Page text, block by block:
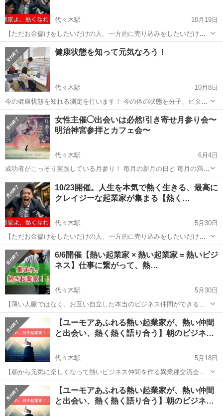
代々木駅
10月19日
【ただお金儲けをしたいだけの人、一方的に売り込みをしたいだけの
人NG！！クレイジーで熱い思いを持った起業家が集まる、参加者の数
より質にこだわった、少人数の異業種交】 【「熱くなれ交流会」のコ
ンセプト】 「明日死んでも...
東京 渋谷区 代々木駅 その他 起業家
健康状態を知って元気なろう！
代々木駅
10月8日
今の健康状態を知れる測定を行います！ 今の体の状態を分子、ビタン
ミンのとり方など細かく見ることができます！ 不調が見つかったり、
更に健康になりたい方へは細かく話もして貰えます！ 10/15 13:00〜
15:00に実施し...
東京 渋谷区 代々木駅 その他
女性主催◯出会いは必然!引き寄せ月参り会〜
明治神宮参拝とカフェ会〜
代々木駅
6月4日
成功者がこっそり実践している月参り！ 毎月の新月の日と 毎月の満月
の日に 明治神宮に参拝する会です♩ いつでも自由参加のゆるい会で
す。 新月の日に、祈願する。 満月の日に、感謝する。 人々は古より
天上の月に手を合わ...
東京 渋谷区 代々木駅 その他 明治神宮
10/23開催。人生を本気で熱く生きる、最高に
クレイジーな起業家が集まる【熱く…
代々木駅
5月30日
【ただお金儲けをしたいだけの人、一方的に売り込みをしたいだけの
人NG！！クレイジーで熱い思いを持った起業家が集まる、参加者の数
より質にこだわった、少人数の異業種交】 【「熱くなれ交流会」のコ
ンセプト】 「明日死んでも...
東京 渋谷区 代々木駅 その他 起業家
6/6開催【熱い起業家 × 熱い起業家 = 熱いビジ
ネス】仕事に繋がって、熱…
代々木駅
5月30日
【薄い人脈ではなく、お互い自立した本当のビジネス仲間ができる交
流会】 ＝＝＝＝＝＝今までの参加者の方の業種（一部）＝＝＝＝＝＝
＝ ・スタートアップ経営者 ・地方創生コンサルタント ・マーケター
兼動画編集者 ...
東京 渋谷区 その他 起業家
【ユーモアあふれる熱い起業家が、熱い仲間
と出会い、熱く熱く語り合う】朝のビジネ…
代々木駅
5月18日
【朝から元気に楽しくなって熱いビジネス仲間を作る異業種交流会】
【開催日時】 ★２０２３年５月２７日（土）９：００～１０：１５
★ 現在、各地で様々な異業種交流会が開催されていますが、あなた
は正直、こんな不満は...
東京 渋谷区 その他 ビジネス
【ユーモアあふれる熱い起業家が、熱い仲間
と出会い、熱く熱く語り合う】朝のビジネ…